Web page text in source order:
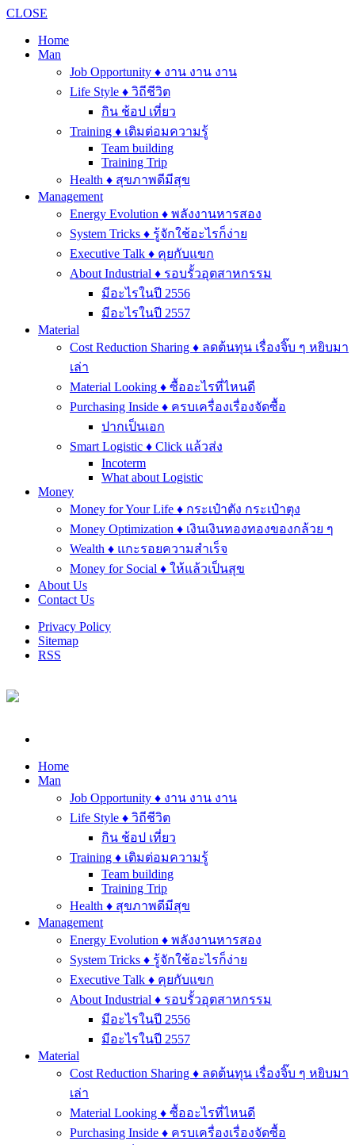
CLOSE
Home
Man
Job Opportunity ♦ งาน งาน งาน
Life Style ♦ วิถีชีวิต
กิน ช้อป เที่ยว
Training ♦ เติมต่อมความรู้
Team building
Training Trip
Health ♦ สุขภาพดีมีสุข
Management
Energy Evolution ♦ พลังงานหารสอง
System Tricks ♦ รู้จักใช้อะไรก็ง่าย
Executive Talk ♦ คุยกับแขก
About Industrial ♦ รอบรั้วอุตสาหกรรม
มีอะไรในปี 2556
มีอะไรในปี 2557
Material
Cost Reduction Sharing ♦ ลดต้นทุน เรื่องจิ๊บ ๆ หยิบมา
เล่า
Material Looking ♦ ซื้ออะไรที่ไหนดี
Purchasing Inside ♦ ครบเครื่องเรื่องจัดซื้อ
ปากเป็นเอก
Smart Logistic ♦ Click แล้วส่ง
Incoterm
What about Logistic
Money
Money for Your Life ♦ กระเป๋าตัง กระเป๋าตุง
Money Optimization ♦ เงินเงินทองทองของกล้วย ๆ
Wealth ♦ แกะรอยความสำเร็จ
Money for Social ♦ ให้แล้วเป็นสุข
About Us
Contact Us
Privacy Policy
Sitemap
RSS
Home
Man
Job Opportunity ♦ งาน งาน งาน
Life Style ♦ วิถีชีวิต
กิน ช้อป เที่ยว
Training ♦ เติมต่อมความรู้
Team building
Training Trip
Health ♦ สุขภาพดีมีสุข
Management
Energy Evolution ♦ พลังงานหารสอง
System Tricks ♦ รู้จักใช้อะไรก็ง่าย
Executive Talk ♦ คุยกับแขก
About Industrial ♦ รอบรั้วอุตสาหกรรม
มีอะไรในปี 2556
มีอะไรในปี 2557
Material
Cost Reduction Sharing ♦ ลดต้นทุน เรื่องจิ๊บ ๆ หยิบมา
เล่า
Material Looking ♦ ซื้ออะไรที่ไหนดี
Purchasing Inside ♦ ครบเครื่องเรื่องจัดซื้อ